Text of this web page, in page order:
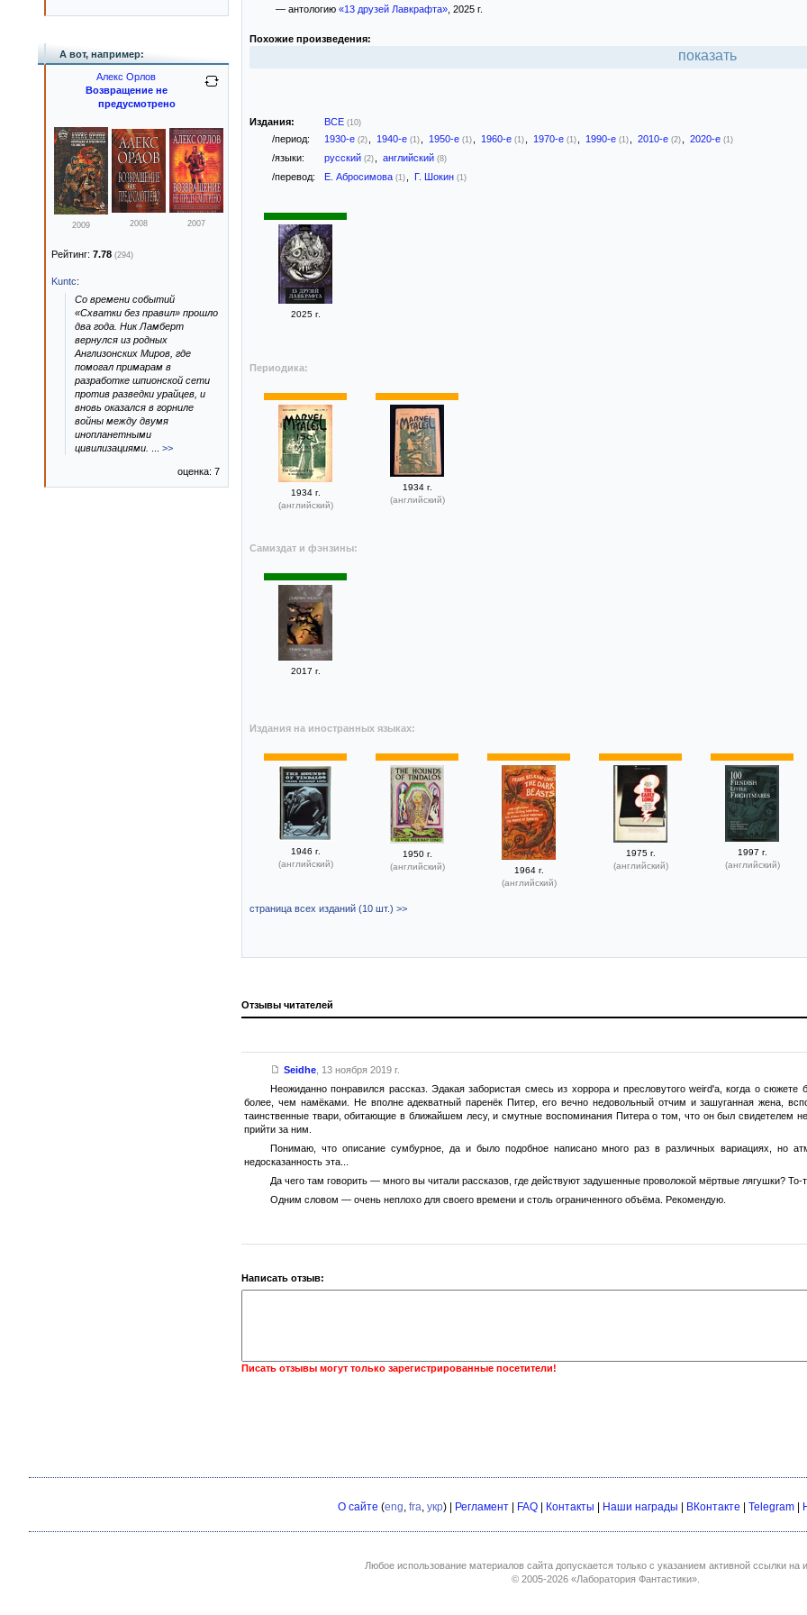
— антологию «13 друзей Лавкрафта», 2025 г.
Похожие произведения:
показать
Издания: ВСЕ (10)
/период: 1930-е (2) 1940-е (1) 1950-е (1) 1960-е (1) 1970-е (1) 1990-е (1) 2010-е (2) 2020-е (1)
/языки: русский (2) английский (8)
/перевод: Е. Абросимова (1) Г. Шокин (1)
2025 г.
Периодика:
1934 г.
(английский)
1934 г.
(английский)
Самиздат и фэнзины:
2017 г.
Издания на иностранных языках:
1946 г.
(английский)
1950 г.
(английский)
1964 г.
(английский)
1975 г.
(английский)
1997 г.
(английский)
страница всех изданий (10 шт.) >>
Отзывы читателей
Seidhe, 13 ноября 2019 г.
Неожиданно понравился рассказ. Эдакая забористая смесь из хоррора и пресловутого weird'а, когда о
более, чем намёками. Не вполне адекватный паренёк Питер, его вечно недовольный отчим и зашуганная жена,
таинственные твари, обитающие в ближайшем лесу, и смутные воспоминания Питера о том, что он был свидетелем
прийти за ним.
Понимаю, что описание сумбурное, да и было подобное написано много раз в различных вариациях, но
недосказанность эта...
Да чего там говорить — много вы читали рассказов, где действуют задушенные проволокой мёртвые лягушки?
Одним словом — очень неплохо для своего времени и столь ограниченного объёма. Рекомендую.
Написать отзыв:
Писать отзывы могут только зарегистрированные посетители!
А вот, например:
Алекс Орлов
Возвращение не
предусмотрено
2009 2008 2007
Рейтинг: 7.78 (294)
Kuntc:
Со времени событий
«Схватки без правил» прошло
два года. Ник Ламберт
вернулся из родных
Англизонских Миров, где
помогал примарам в
разработке шпионской сети
против разведки урайцев, и
вновь оказался в горниле
войны между двумя
инопланетными
цивилизациями.
>>
оценка: 7
О сайте (eng fra укр) | Регламент | FAQ | Контакты | Наши награды | ВКонтакте | Telegram |
Любое использование материалов сайта допускается только с указанием активной ссылки на
© 2005-2026 «Лаборатория Фантастики».